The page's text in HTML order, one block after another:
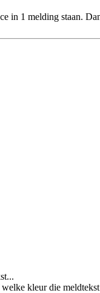
in 1 melding staan.
kleur die